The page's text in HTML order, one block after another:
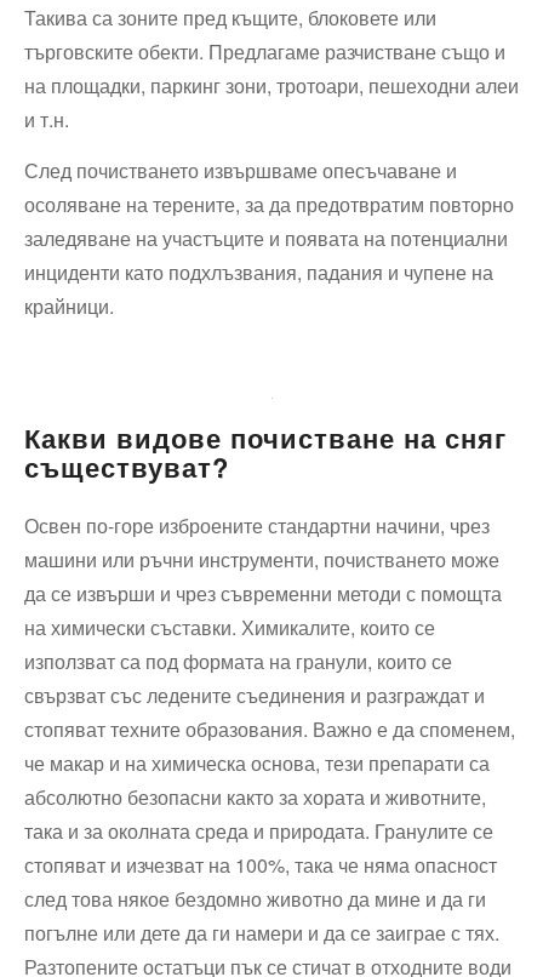
Такива са зоните пред къщите, блоковете или
търговските обекти. Предлагаме разчистване също и
на площадки, паркинг зони, тротоари, пешеходни алеи
и т.н.
След почистването извършваме опесъчаване и
осоляване на терените, за да предотвратим повторно
заледяване на участъците и появата на потенциални
инциденти като подхлъзвания, падания и чупене на
крайници.
Какви видове почистване на сняг
съществуват?
Освен по-горе изброените стандартни начини, чрез
машини или ръчни инструменти, почистването може
да се извърши и чрез съвременни методи с помощта
на химически съставки. Химикалите, които се
използват са под формата на гранули, които се
свързват със ледените съединения и разграждат и
стопяват техните образования. Важно е да споменем,
че макар и на химическа основа, тези препарати са
абсолютно безопасни както за хората и животните,
така и за околната среда и природата. Гранулите се
стопяват и изчезват на 100%, така че няма опасност
след това някое бездомно животно да мине и да ги
погълне или дете да ги намери и да се заиграе с тях.
Разтопените остатъци пък се стичат в отходните води